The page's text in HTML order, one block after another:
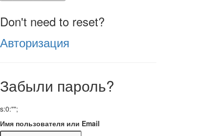
Don't need to reset?
Авторизация
Забыли пароль?
s:0:"";
Имя пользователя или Email